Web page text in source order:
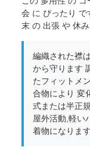
会 に ぴったり で
末 の 出張 や 休
編織された襟
から守ります
たフィットメ
合物により 変
式または半正
屋外活動,軽い
着物になります.